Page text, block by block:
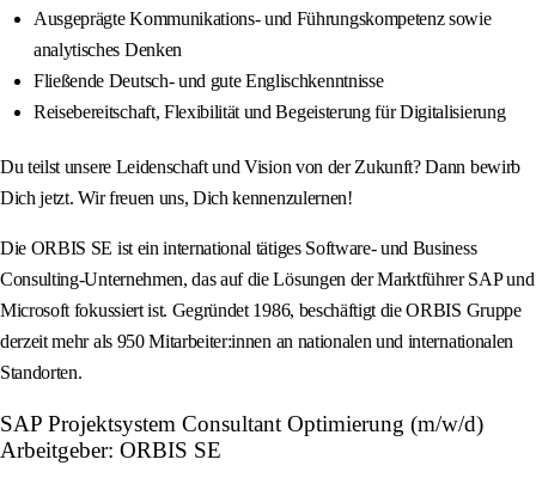
Ausgeprägte Kommunikations- und Führungskompetenz sowie
analytisches Denken
Fließende Deutsch- und gute Englischkenntnisse
Reisebereitschaft, Flexibilität und Begeisterung für Digitalisierung
Du teilst unsere Leidenschaft und Vision von der Zukunft? Dann bewirb
Dich jetzt. Wir freuen uns, Dich kennenzulernen!
Die ORBIS SE ist ein international tätiges Software- und Business
Consulting-Unternehmen, das auf die Lösungen der Marktführer SAP und
Microsoft fokussiert ist. Gegründet 1986, beschäftigt die ORBIS Gruppe
derzeit mehr als 950 Mitarbeiter:innen an nationalen und internationalen
Standorten.
SAP Projektsystem Consultant Optimierung (m/w/d)
Arbeitgeber: ORBIS SE